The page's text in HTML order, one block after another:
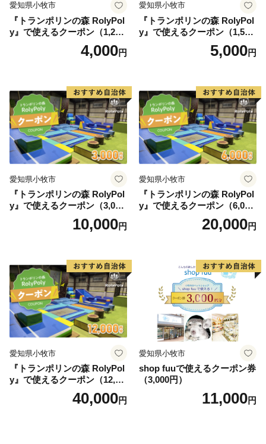
愛知県小牧市
『トランポリンの森 RolyPol
y』で使えるクーポン（1,200
4,000円
愛知県小牧市
『トランポリンの森 RolyPol
y』で使えるクーポン（1,500
5,000円
愛知県小牧市
『トランポリンの森 RolyPol
y』で使えるクーポン（3,000
10,000円
愛知県小牧市
『トランポリンの森 RolyPol
y』で使えるクーポン（6,000
20,000円
愛知県小牧市
『トランポリンの森 RolyPol
y』で使えるクーポン（12,00
40,000円
愛知県小牧市
shop fuuで使えるクーポン券
（3,000円）
11,000円